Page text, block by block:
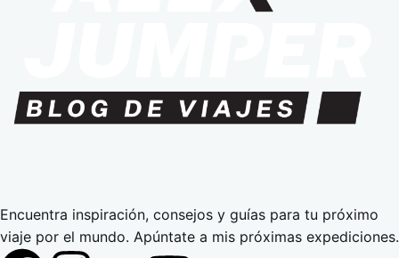
Encuentra inspiración, consejos y guías para tu próximo
viaje por el mundo. Apúntate a mis próximas expediciones.